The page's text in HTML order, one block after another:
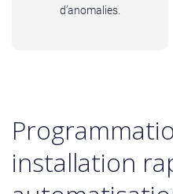
d’anomalies.
installation